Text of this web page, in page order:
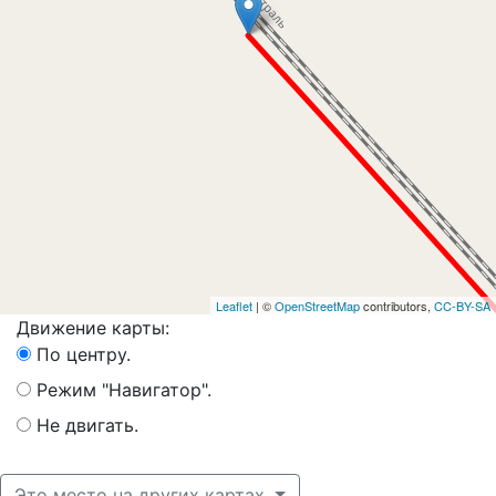
Leaflet | ©OpenStreetMapcontributors, CC-BY-SA
Движение карты:
По центру.
Режим "Навигатор".
Не двигать.